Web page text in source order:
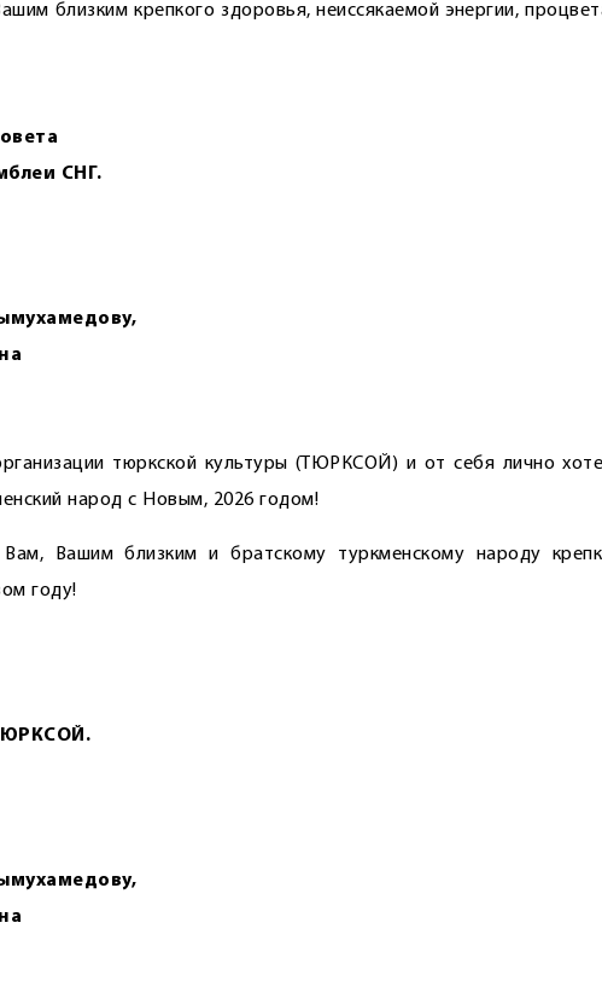
близким крепкого здоровья, неиссякаемой энергии,
СНГ.
тюркской культуры (ТЮРКСОЙ) и от себя лично
народ с Новым, 2026 годом!
Вам, Вашим близким и братскому туркменскому народу
году!